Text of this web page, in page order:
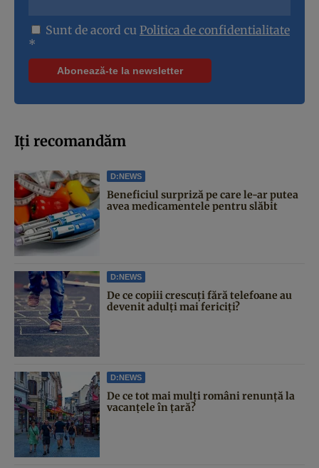
Sunt de acord cu Politica de confidentialitate
*
Iți recomandăm
D:NEWS
Beneficiul surpriză pe care le-ar putea
avea medicamentele pentru slăbit
D:NEWS
De ce copiii crescuți fără telefoane au
devenit adulți mai fericiți?
D:NEWS
De ce tot mai mulți români renunță la
vacanțele în țară?